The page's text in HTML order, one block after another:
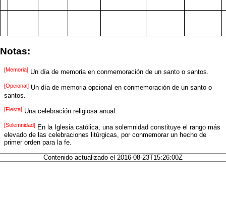
Notas:
[Memoria] Un día de memoria en conmemoración de un santo o santos.
[Opcional] Un día de memoria opcional en conmemoración de un santo o
santos.
[Fiesta] Una celebración religiosa anual.
[Solemnidad] En la Iglesia católica, una solemnidad constituye el rango más
elevado de las celebraciones litúrgicas, por conmemorar un hecho de
primer orden para la fe.
Contenido actualizado el 2016-08-23T15:26:00Z